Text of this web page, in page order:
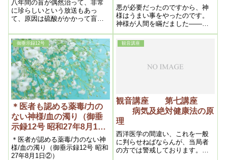
三者による苦痛解消手段でしか
ない
八年間の盲が偶然治って、非常
に珍らしいという放送もあっ
て、原因は硫酸がかかって盲目
て病気ではなく、そういう災害
的のものは放っておいても、年
月さえ経てば自然に治るもので
ある。従ってそれを珍らしいと
いうのは、全く医学の未発達で
ある事を示しているのである。
悪が必要だったのですから、神
様はうまい事をやったのです。
神様が人間を瞞だました――だ
から、神様が瞞すのだから上手
うまいに違いない。私は、神様
は今まで人間を瞞したのだ、本
す。そういう悪は不必要だ、だ
は、そうするとつまり悪という
ものは、神様に瞞されて出来た
ものだという事は、今までは知
らせてはまずいからで、そこで
今度は悪の必要が無くなった、
悪があってはかえっていけない
という時期になって、初めて知
らせるのです。だから今まで、
御垂示録12号
＊医者も認める薬毒/力の
ない神様/血の濁り（御垂
示録12号 昭和27年8月1日
②）
＊医者が認める薬毒/力のない神
様/血の濁り（御垂示録12号 昭和
27年8月1日②）
観音講座
観音講座 第七講座
病気及絶対健康法の原
理
西洋医学の間違い、これを一般
に判らせねばならんが、当局者
の方では警戒しております。西